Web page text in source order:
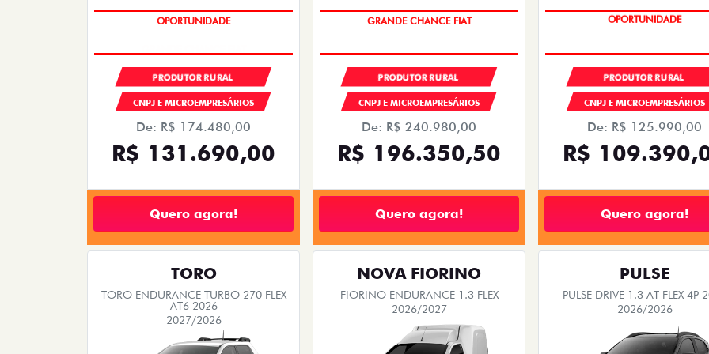
GRANDE CHANCE FIAT
PRODUTOR RURAL
CNPJ E MICROEMPRESÁRIOS
De: R$ 174.480,00
R$ 131.690,00
Quero agora!
OPORTUNIDADE
PRODUTOR RURAL
CNPJ E MICROEMPRESÁRIOS
De: R$ 240.980,00
R$ 196.350,50
Quero agora!
ÚLTIMAS UNIDADES
PRODUTOR RURAL
CNPJ E MICROEMPRESÁRIOS
De: R$ 125.990,00
R$
Quero agora!
TORO
TORO ENDURANCE TURBO 270 FLEX
AT6 2026
2027/2026
NOVA FIORINO
FIORINO ENDURANCE 1.3 FLEX
2026/2027
PULSE
PULSE DRIVE 1.3 AT FLEX 4P
2026/2026